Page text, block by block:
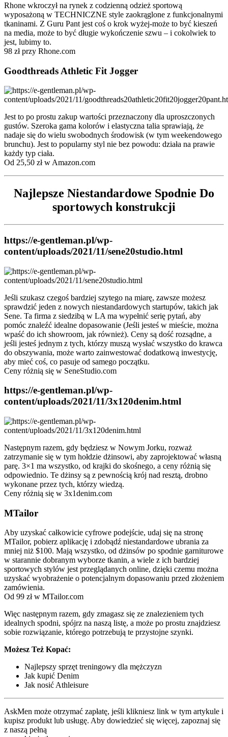
Rhone wkroczył na rynek z codzienną odzież sportową
wyposażoną w TECHNICZNE style zaokrąglone z funkcjonalnymi
tkaninami. Z Guru Pant jest coś o krok wyżej-może to być kieszeń
na media, może to być długie wykończenie szwu – i cokolwiek to
jest, lubimy to.
98 zł przy Rhone.com
Goodthreads Athletic Fit Jogger
Jest to po prostu zakup wartości przeznaczony dla uproszczonych
gustów. Szeroka gama kolorów i elastyczna talia sprawiają, że
nadaje się do wielu swobodnych środowisk (w tym weekendowego
brunchu). Jest to popularny styl nie bez powodu: działa na prawie
każdy typ ciała.
Od 25,50 zł w Amazon.com
Najlepsze Niestandardowe Spodnie Do
sportowych konstrukcji
https://e-gentleman.pl/wp-
content/uploads/2021/11/sene20studio.html
Jeśli szukasz czegoś bardziej szytego na miarę, zawsze możesz
sprawdzić jeden z nowych niestandardowych startupów, takich jak
Sene. Ta firma z siedzibą w LA ma wypełnić serię pytań, aby
pomóc znaleźć idealne dopasowanie (Jeśli jesteś w mieście, można
wpaść do ich showroom, jak również). Ceny są dość rozsądne, a
jeśli jesteś jednym z tych, którzy muszą wysłać wszystko do krawca
do obszywania, może warto zainwestować dodatkową inwestycję,
aby mieć coś, co pasuje od samego początku.
Ceny różnią się w SeneStudio.com
https://e-gentleman.pl/wp-
content/uploads/2021/11/3x120denim.html
Następnym razem, gdy będziesz w Nowym Jorku, rozważ
zatrzymanie się w tym hołdzie dżinsowi, aby zaprojektować własną
parę. 3×1 ma wszystko, od krajki do skośnego, a ceny różnią się
odpowiednio. Te dżinsy są z pewnością krój nad resztą, drobno
wykonane przez tych, którzy wiedzą.
Ceny różnią się w 3x1denim.com
MTailor
Aby uzyskać całkowicie cyfrowe podejście, udaj się na stronę
MTailor, pobierz aplikację i zdobądź niestandardowe ubrania za
mniej niż $100. Mają wszystko, od dżinsów po spodnie garniturowe
w starannie dobranym wyborze tkanin, a wiele z ich bardziej
sportowych stylów jest przeglądanych online, dzięki czemu można
uzyskać wyobrażenie o potencjalnym dopasowaniu przed złożeniem
zamówienia.
Od 99 zł w MTailor.com
Więc następnym razem, gdy zmagasz się ze znalezieniem tych
idealnych spodni, spójrz na naszą listę, a może po prostu znajdziesz
sobie rozwiązanie, którego potrzebują te przystojne szynki.
Możesz Też Kopać:
Najlepszy sprzęt treningowy dla mężczyzn
Jak kupić Denim
Jak nosić Athleisure
AskMen może otrzymać zapłatę, jeśli klikniesz link w tym artykule i
kupisz produkt lub usługę. Aby dowiedzieć się więcej, zapoznaj się
z naszą pełną